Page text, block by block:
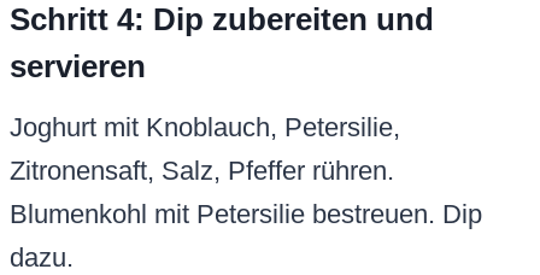
Schritt 4: Dip zubereiten und
servieren
Joghurt mit Knoblauch, Petersilie,
Zitronensaft, Salz, Pfeffer rühren.
Blumenkohl mit Petersilie bestreuen. Dip
dazu.